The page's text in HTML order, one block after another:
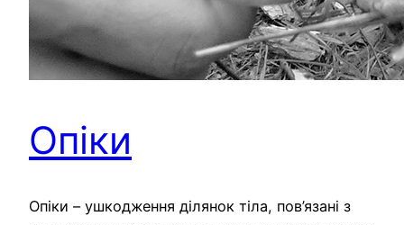
Опіки
Опіки – ушкодження ділянок тіла, пов’язані з